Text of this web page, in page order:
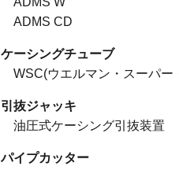
ADMS CD
ケーシングチューブ
WSC(ウエルマン・スーパー
引抜ジャッキ
油圧式ケーシング引抜装置
パイプカッター